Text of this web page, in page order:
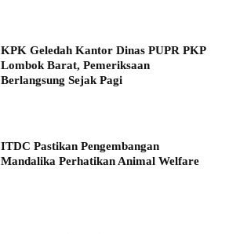
KPK Geledah Kantor Dinas PUPR PKP
Lombok Barat, Pemeriksaan
Berlangsung Sejak Pagi
ITDC Pastikan Pengembangan
Mandalika Perhatikan Animal Welfare